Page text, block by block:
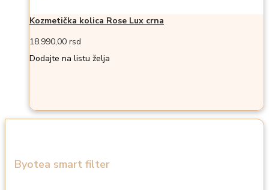
Kozmetička kolica Rose Lux crna
18.990,00 rsd
Dodajte na listu želja
Byotea smart filter